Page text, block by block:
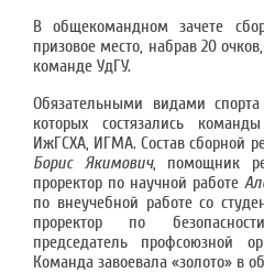
В общекомандном зачете
призовое место, набрав 20
команде УдГУ.
Обязательными видами
которых состязались
ИжГСХА, ИГМА. Состав сборной
Борис Якимович, помощник
проректор по научной работе
по внеучебной работе со
проректор по
председатель профсоюзной
Команда завоевала «золото» в